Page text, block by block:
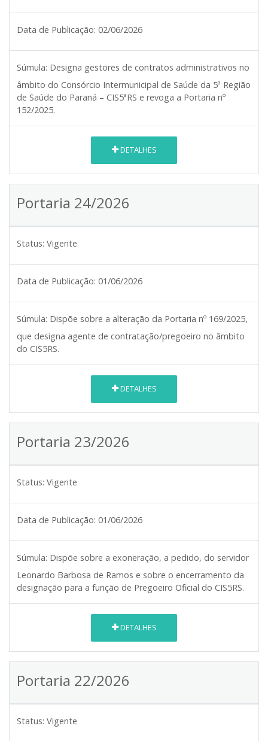
Data de Publicação: 02/06/2026
Súmula: Designa gestores de contratos administrativos no
âmbito do Consórcio Intermunicipal de Saúde da 5ª Região
de Saúde do Paraná – CIS5ªRS e revoga a Portaria nº
152/2025.
DETALHES
Portaria 24/2026
Status: Vigente
Data de Publicação: 01/06/2026
Súmula: Dispõe sobre a alteração da Portaria nº 169/2025,
que designa agente de contratação/pregoeiro no âmbito
do CIS5RS.
DETALHES
Portaria 23/2026
Status: Vigente
Data de Publicação: 01/06/2026
Súmula: Dispõe sobre a exoneração, a pedido, do servidor
Leonardo Barbosa de Ramos e sobre o encerramento da
designação para a função de Pregoeiro Oficial do CIS5RS.
DETALHES
Portaria 22/2026
Status: Vigente